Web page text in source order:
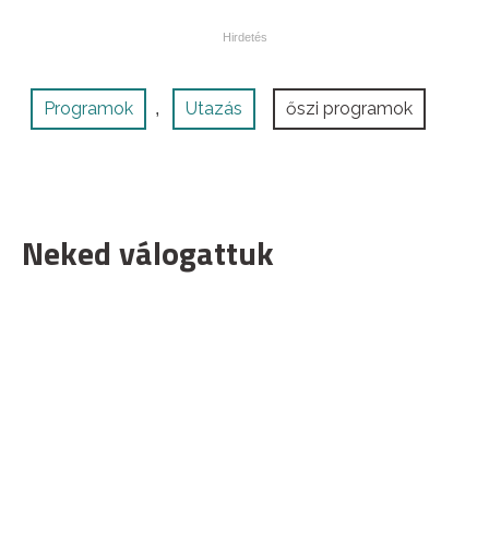
Programok , Utazás őszi programok
Neked válogattuk